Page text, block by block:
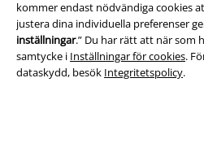
kommer endast nödvändiga cookies
justera dina individuella preferenser
inställningar.” Du har rätt att när som
samtycke i Inställningar för cookies.
dataskydd, besök Integritetspolicy.
Avfallshantering och miljöskydd
Försäkran om överensstämmelse